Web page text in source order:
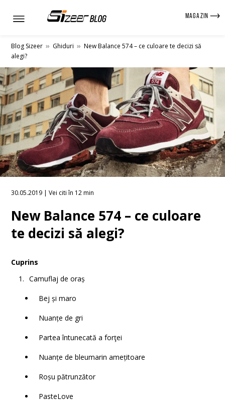
MAGAZIN
Blog Sizeer » Ghiduri » New Balance 574 – ce culoare te decizi să
alegi?
30.05.2019 | Vei citi în 12 min
New Balance 574 – ce culoare
te decizi să alegi?
Cuprins
Camuflaj de oraș
Bej și maro
Nuanțe de gri
Partea întunecată a forţei
Nuanțe de bleumarin amețitoare
Roșu pătrunzător
PasteLove